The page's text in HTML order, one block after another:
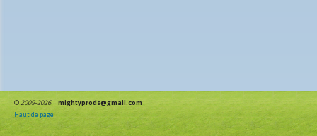
©2009-2026
mightyprods@gmail.com
Haut de page